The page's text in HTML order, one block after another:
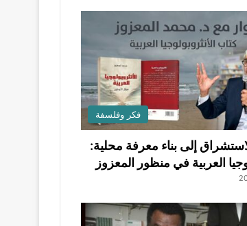
فكر وفلسفة
إلى بناء معرفة محلية:
العربية في منظور المعزوز